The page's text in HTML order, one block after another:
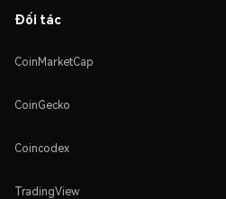
Đối tác
CoinMarketCap
CoinGecko
Coincodex
TradingView